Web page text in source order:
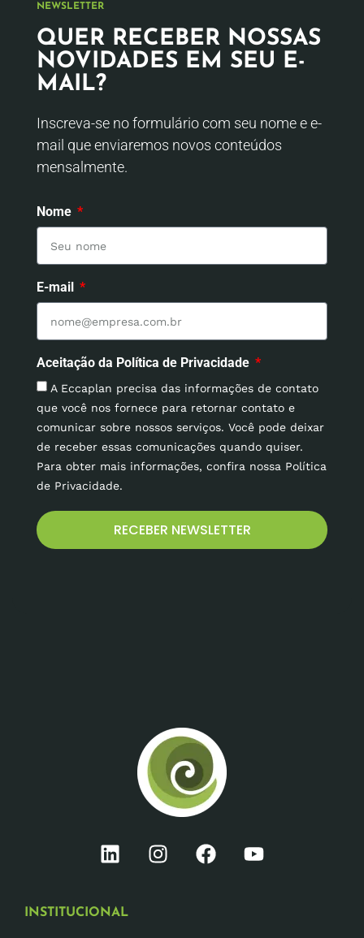
NEWSLETTER
QUER RECEBER NOSSAS
NOVIDADES EM SEU E-
MAIL?
Inscreva-se no formulário com seu nome e e-
mail que enviaremos novos conteúdos
mensalmente.
Nome
E-mail
Aceitação da Política de Privacidade
A Eccaplan precisa das informações de contato
que você nos fornece para retornar contato e
comunicar sobre nossos serviços. Você pode deixar
de receber essas comunicações quando quiser.
Para obter mais informações, confira nossa Política
de Privacidade.
RECEBER NEWSLETTER
INSTITUCIONAL